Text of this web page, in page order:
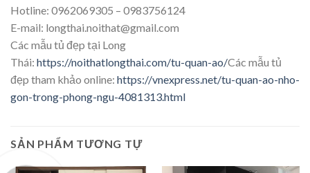
Hotline: 0962069305 – 0983756124
E-mail: longthai.noithat@gmail.com
Các mẫu tủ đẹp tại Long
Thái: https://noithatlongthai.com/tu-quan-ao/Các mẫu tủ
đẹp tham khảo online: https://vnexpress.net/tu-quan-ao-nho-
gon-trong-phong-ngu-4081313.html
SẢN PHẨM TƯƠNG TỰ